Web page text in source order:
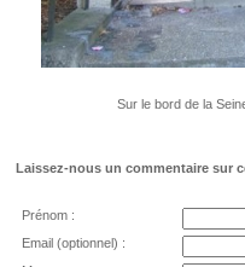
Sur le bord de la
Laissez-nous un commentaire sur
Prénom :
Email (optionnel) :